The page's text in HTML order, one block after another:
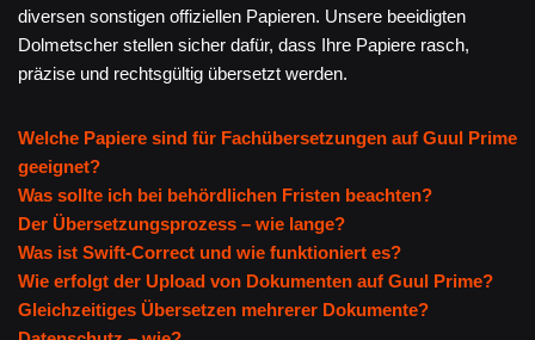
diversen sonstigen offiziellen Papieren. Unsere beeidigten
Dolmetscher stellen sicher dafür, dass Ihre Papiere rasch,
präzise und rechtsgültig übersetzt werden.
Welche Papiere sind für Fachübersetzungen auf Guul Prime
geeignet?
Was sollte ich bei behördlichen Fristen beachten?
Der Übersetzungsprozess – wie lange?
Was ist Swift-Correct und wie funktioniert es?
Wie erfolgt der Upload von Dokumenten auf Guul Prime?
Gleichzeitiges Übersetzen mehrerer Dokumente?